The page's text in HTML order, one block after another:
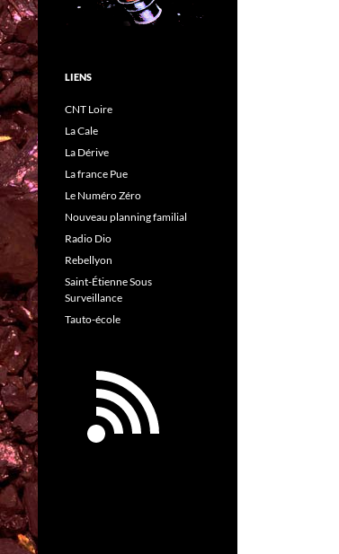
LIENS
CNT Loire
La Cale
La Dérive
La france Pue
Le Numéro Zéro
Nouveau planning familial
Radio Dio
Rebellyon
Saint-Étienne Sous
Surveillance
Tauto-école